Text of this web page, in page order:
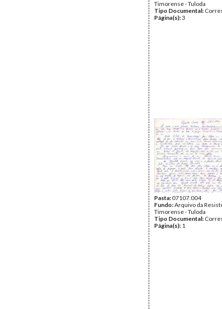
Timorense - Tuloda
Tipo Documental:
Página(s):3
Pasta:07107.004
Fundo:Arquivo da
Timorense - Tuloda
Tipo Documental:
Página(s): 1